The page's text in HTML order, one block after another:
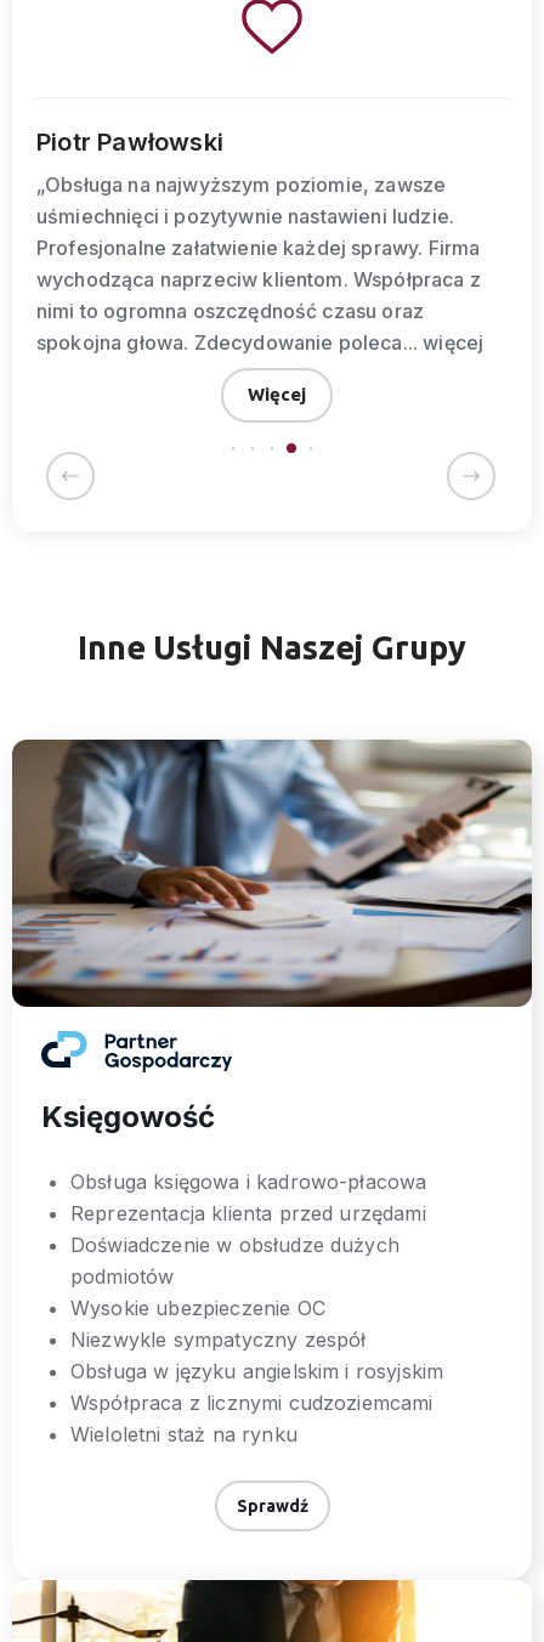
Piotr Pawłowski
„Obsługa na najwyższym poziomie, zawsze
uśmiechnięci i pozytywnie nastawieni ludzie.
Profesjonalne załatwienie każdej sprawy. Firma
wychodząca naprzeciw klientom. Współpraca z
nimi to ogromna oszczędność czasu oraz
spokojna głowa. Zdecydowanie poleca...więcej
Więcej
Inne Usługi Naszej Grupy
Księgowość
Obsługa księgowa i kadrowo-płacowa
Reprezentacja klienta przed urzędami
Doświadczenie w obsłudze dużych
podmiotów
Wysokie ubezpieczenie OC
Niezwykle sympatyczny zespół
Obsługa w języku angielskim i rosyjskim
Współpraca z licznymi cudzoziemcami
Wieloletni staż na rynku
Sprawdź